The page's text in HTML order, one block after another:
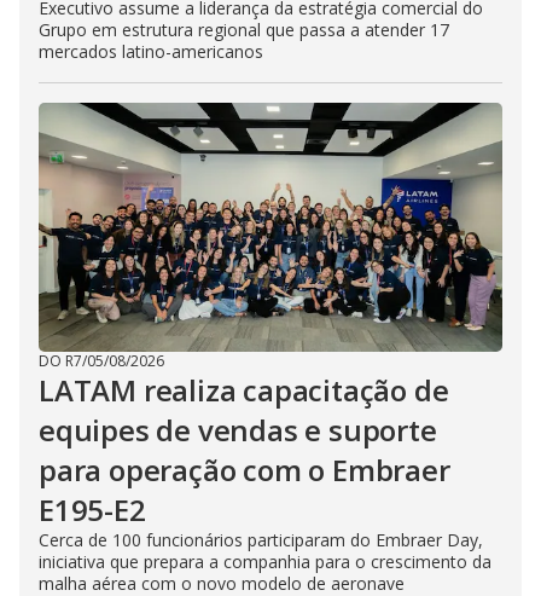
Executivo assume a liderança da estratégia comercial do
Grupo em estrutura regional que passa a atender 17
mercados latino-americanos
DO R7/05/08/2026
LATAM realiza capacitação de
equipes de vendas e suporte
para operação com o Embraer
E195-E2
Cerca de 100 funcionários participaram do Embraer Day,
iniciativa que prepara a companhia para o crescimento da
malha aérea com o novo modelo de aeronave